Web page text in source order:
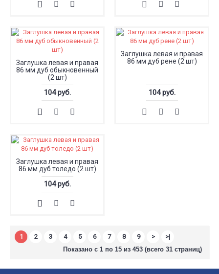
Заглушка левая и правая
86 мм дуб обыкновенный
(2 шт)
104 руб.
Заглушка левая и правая
86 мм дуб рене (2 шт)
104 руб.
Заглушка левая и правая
86 мм дуб толедо (2 шт)
104 руб.
1 2 3 4 5 6 7 8 9 >
>|
Показано с 1 по 15 из 453 (всего 31 страниц)